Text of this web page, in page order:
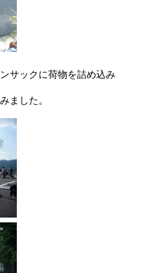
サックに荷物を詰め込み
ました。